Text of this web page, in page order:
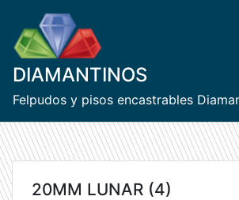
content
DIAMANTINOS
Felpudos y pisos encastrables
20MM LUNAR (4)